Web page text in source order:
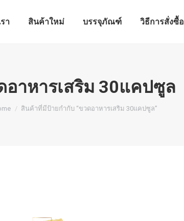
า สินค้าใหม่ บรรจุภัณฑ์ วิธีการสั่งซื้อ
อาหารเสริม 30แคปซูล
are here:
สินค้าที่มีป้ายกำกับ “ขวดอาหารเสริม 30แคปซูล”
า สินค้าใหม่ บรรจุภัณฑ์ วิธีการสั่งซื้อ